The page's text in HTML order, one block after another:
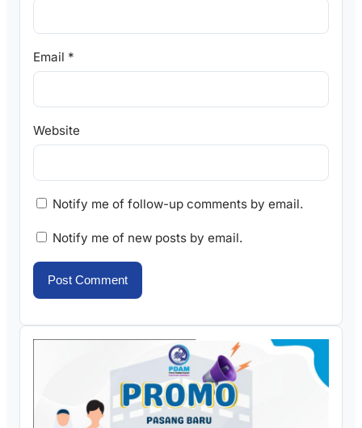
Email *
Website
Notify me of follow-up comments by email.
Notify me of new posts by email.